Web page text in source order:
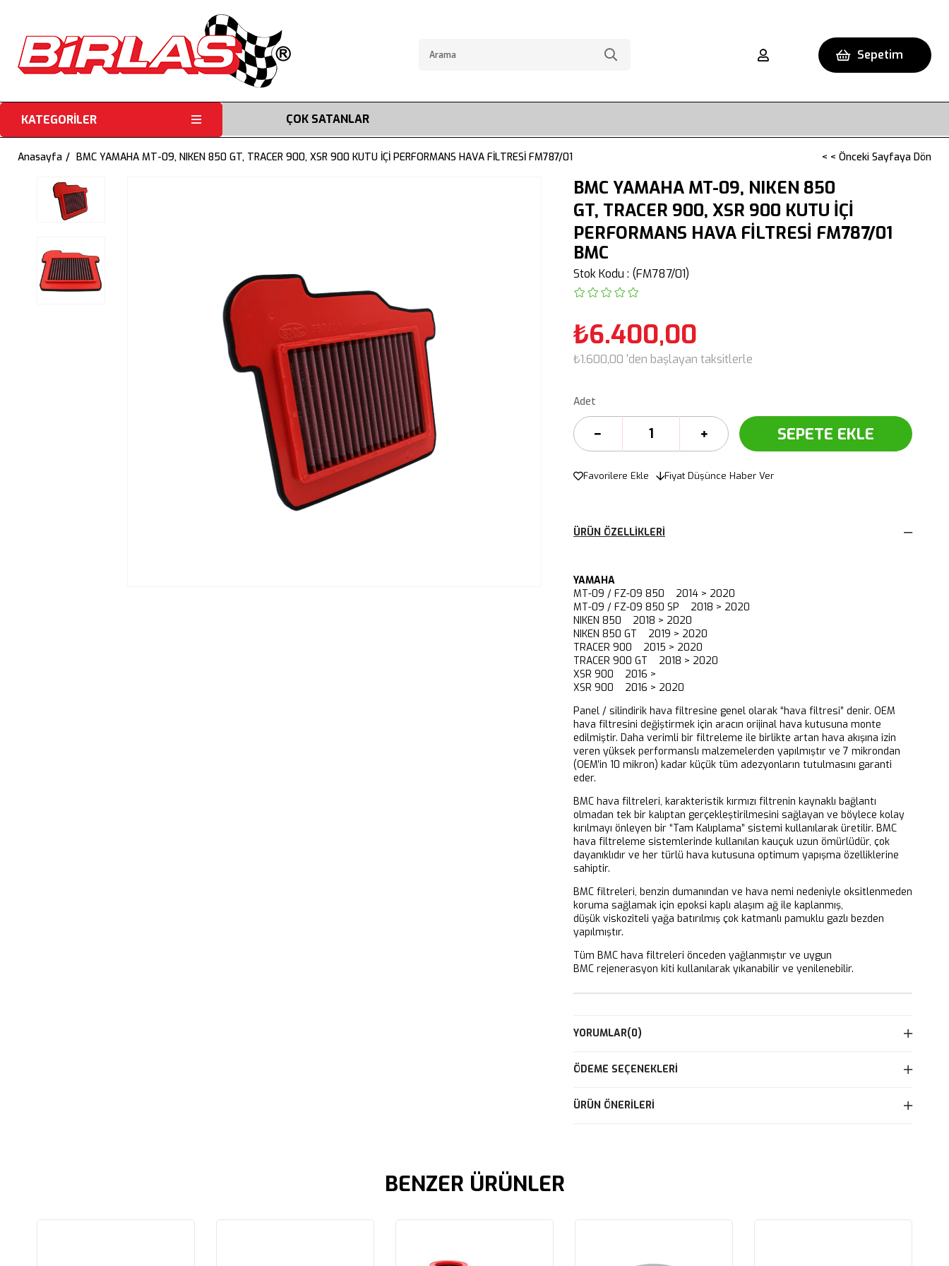
Sepetim
KATEGORİLER ÇOK SATANLAR
Anasayfa BMC YAMAHA MT-09, NIKEN 850 GT, TRACER 900, XSR 900 KUTU İÇİ PERFORMANS HAVA FİLTRESİ FM787/01 < < Önceki Sayfaya Dön
BMC YAMAHA MT-09, NIKEN 850
GT, TRACER 900, XSR 900 KUTU İÇİ
PERFORMANS HAVA FİLTRESİ FM787/01
BMC
Stok Kodu (FM787/01)
₺6.400,00
₺1.600,00 'den başlayan taksitlerle
Adet
Favorilere Ekle Fiyat Düşünce Haber Ver
ÜRÜN ÖZELLIKLERI
YAMAHA
MT-09 / FZ-09 850 2014 > 2020
MT-09 / FZ-09 850 SP 2018 > 2020
NIKEN 850 2018 > 2020
NIKEN 850 GT 2019 > 2020
TRACER 900 2015 > 2020
TRACER 900 GT 2018 > 2020
XSR 900 2016 >
XSR 900 2016 > 2020
Panel / silindirik hava filtresine genel olarak “hava filtresi” denir. OEM
hava filtresini değiştirmek için aracın orijinal hava kutusuna monte
edilmiştir. Daha verimli bir filtreleme ile birlikte artan hava akışına izin
veren yüksek performanslı malzemelerden yapılmıştır ve 7 mikrondan
(OEM’in 10 mikron) kadar küçük tüm adezyonların tutulmasını garanti
eder.
BMC hava filtreleri, karakteristik kırmızı filtrenin kaynaklı bağlantı
olmadan tek bir kalıptan gerçekleştirilmesini sağlayan ve böylece kolay
kırılmayı önleyen bir “Tam Kalıplama” sistemi kullanılarak üretilir. BMC
hava filtreleme sistemlerinde kullanılan kauçuk uzun ömürlüdür, çok
dayanıklıdır ve her türlü hava kutusuna optimum yapışma özelliklerine
sahiptir.
BMC filtreleri, benzin dumanından ve hava nemi nedeniyle oksitlenmeden
koruma sağlamak için epoksi kaplı alaşım ağ ile kaplanmış,
düşük viskoziteli yağa batırılmış çok katmanlı pamuklu gazlı bezden
yapılmıştır.
Tüm BMC hava filtreleri önceden yağlanmıştır ve uygun
BMC rejenerasyon kiti kullanılarak yıkanabilir ve yenilenebilir.
YORUMLAR(0)
ÖDEME SEÇENEKLERI
ÜRÜN ÖNERILERI
BENZER ÜRÜNLER